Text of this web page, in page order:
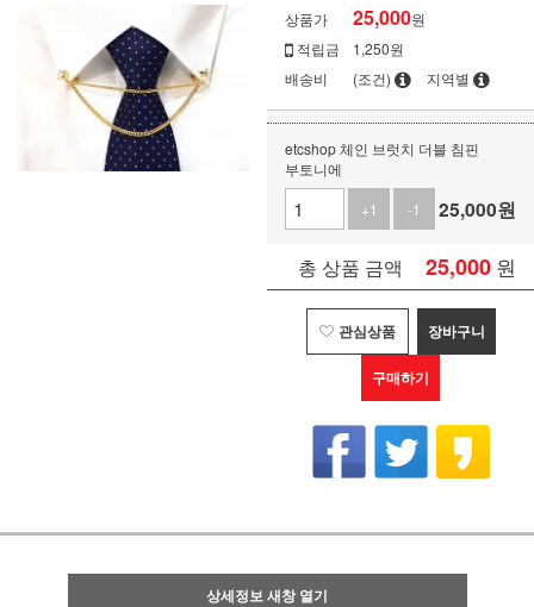
상품가 25,000원
적립금
1,250원
배송비
(조건) 지역별
etcshop 체인 브럿치 더블 침핀
부토니에
+1
-1 25,000원
총 상품 금액 25,000 원
관심상품 장바구니
구매하기
상세정보 새창 열기